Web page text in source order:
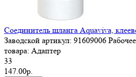
Соединитель шланга Aquaviva,
Заводской артикул: 91609006
товара: Адаптер
33
147.00р.